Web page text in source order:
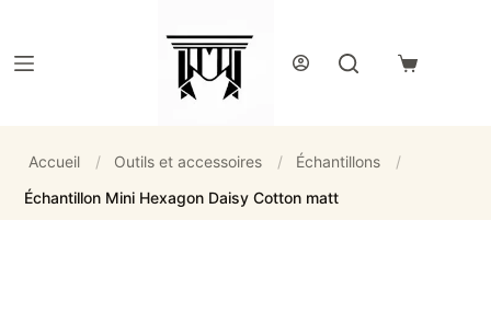
Panier
Accueil / Outils et accessoires / Échantillons
/
Échantillon Mini Hexagon Daisy Cotton matt